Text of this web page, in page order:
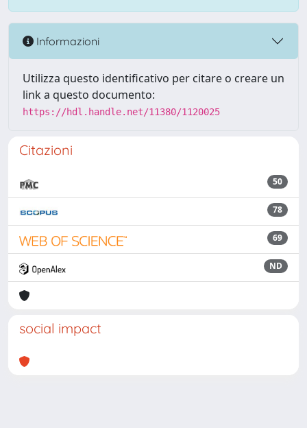
Informazioni
Utilizza questo identificativo per citare o creare un
link a questo documento:
https://hdl.handle.net/11380/1120025
Citazioni
50
78
69
ND
social impact